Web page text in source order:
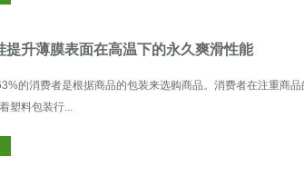
提升薄膜表面在高温下的永久爽滑性能
的消费者是根据商品的包装来选购商品。消费者在注重商
塑料包装行...